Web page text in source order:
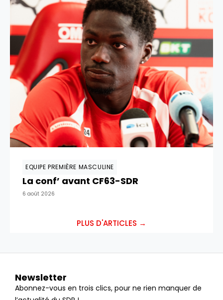
EQUIPE PREMIÈRE MASCULINE
La conf’ avant CF63-SDR
6 août 2026
PLUS D'ARTICLES →
Newsletter
Abonnez-vous en trois clics, pour ne rien manquer de